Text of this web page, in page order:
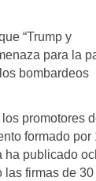
“Trump y
para la
bombardeos
promotores
formado por
ha publicado
firmas de 30